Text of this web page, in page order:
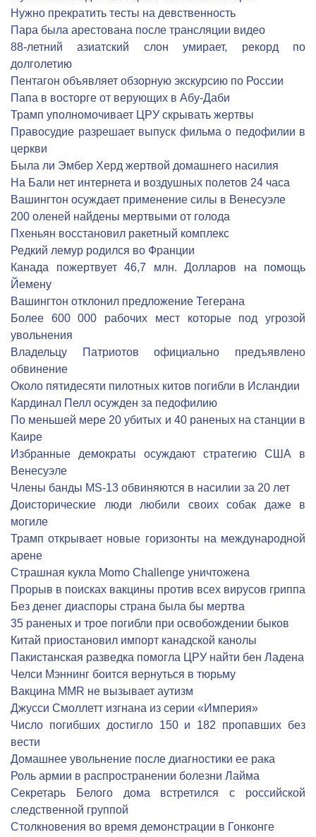
Нужно прекратить тесты на девственность
Пара была арестована после трансляции видео
88-летний азиатский слон умирает, рекорд по
долголетию
Пентагон объявляет обзорную экскурсию по России
Папа в восторге от верующих в Абу-Даби
Трамп уполномочивает ЦРУ скрывать жертвы
Правосудие разрешает выпуск фильма о педофилии в
церкви
Была ли Эмбер Херд жертвой домашнего насилия
На Бали нет интернета и воздушных полетов 24 часа
Вашингтон осуждает применение силы в Венесуэле
200 оленей найдены мертвыми от голода
Пхеньян восстановил ракетный комплекс
Редкий лемур родился во Франции
Канада пожертвует 46,7 млн. Долларов на помощь
Йемену
Вашингтон отклонил предложение Тегерана
Более 600 000 рабочих мест которые под угрозой
увольнения
Владельцу Патриотов официально предъявлено
обвинение
Около пятидесяти пилотных китов погибли в Исландии
Кардинал Пелл осужден за педофилию
По меньшей мере 20 убитых и 40 раненых на станции в
Каире
Избранные демократы осуждают стратегию США в
Венесуэле
Члены банды MS-13 обвиняются в насилии за 20 лет
Доисторические люди любили своих собак даже в
могиле
Трамп открывает новые горизонты на международной
арене
Страшная кукла Momo Challenge уничтожена
Прорыв в поисках вакцины против всех вирусов гриппа
Без денег диаспоры страна была бы мертва
35 раненых и трое погибли при освобождении быков
Китай приостановил импорт канадской канолы
Пакистанская разведка помогла ЦРУ найти бен Ладена
Челси Мэннинг боится вернуться в тюрьму
Вакцина MMR не вызывает аутизм
Джусси Смоллетт изгнана из серии «Империя»
Число погибших достигло 150 и 182 пропавших без
вести
Домашнее увольнение после диагностики ее рака
Роль армии в распространении болезни Лайма
Секретарь Белого дома встретился с российской
следственной группой
Столкновения во время демонстрации в Гонконге